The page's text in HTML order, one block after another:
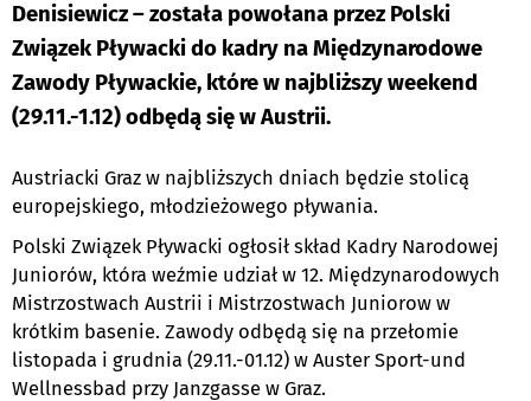
Denisiewicz – została powołana przez Polski
Związek Pływacki do kadry na Międzynarodowe
Zawody Pływackie, które w najbliższy weekend
(29.11.-1.12) odbędą się w Austrii.
Austriacki Graz w najbliższych dniach będzie stolicą
europejskiego, młodzieżowego pływania.
Polski Związek Pływacki ogłosił skład Kadry Narodowej
Juniorów, która weźmie udział w 12. Międzynarodowych
Mistrzostwach Austrii i Mistrzostwach Juniorow w
krótkim basenie. Zawody odbędą się na przełomie
listopada i grudnia (29.11.-01.12) w Auster Sport-und
Wellnessbad przy Janzgasse w Graz.